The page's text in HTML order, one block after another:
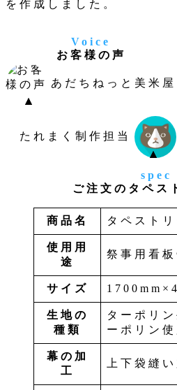
を作成しました。
Voice
お客様の声
あだちねっと美米屋
たれまく制作担当
spec
ご注文のタペス
商品名 タペストリ
使用用
途
祭事用看板
サイズ
生地の
種類
ターポリ
ーポリン使
幕の加
工
上下袋縫